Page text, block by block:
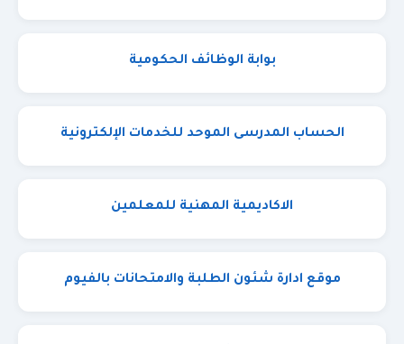
بوابة الوظائف الحكومية
الحساب المدرسى الموحد للخدمات الإلكترونية
الاكاديمية المهنية للمعلمين
موقع ادارة شئون الطلبة والامتحانات بالفيوم